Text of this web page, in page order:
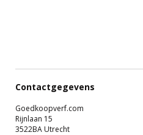
Contactgegevens
Goedkoopverf.com
Rijnlaan 15
3522BA Utrecht